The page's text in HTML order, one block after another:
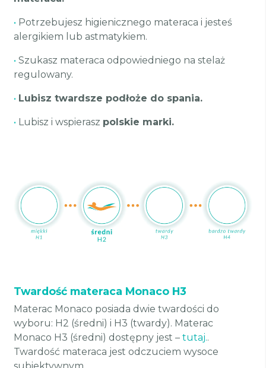
• Potrzebujesz higienicznego materaca i jesteś
alergikiem lub astmatykiem.
• Szukasz materaca odpowiedniego na stelaż
regulowany.
• Lubisz twardsze podłoże do spania.
• Lubisz i wspierasz polskie marki.
Twardość materaca Monaco H3
Materac Monaco posiada dwie twardości do
wyboru: H2 (średni) i H3 (twardy). Materac
Monaco H3 (średni) dostępny jest – tutaj..
Twardość materaca jest odczuciem wysoce